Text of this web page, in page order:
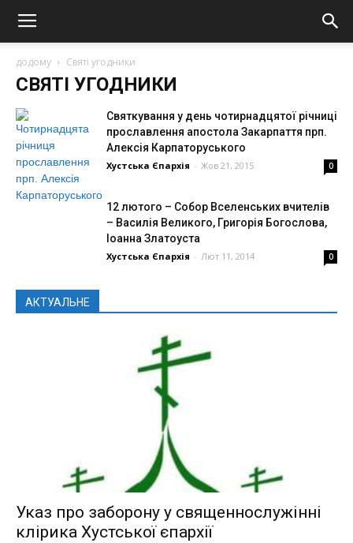
додому Святі угодники
СВЯТІ УГОДНИКИ
Святкування у день чотирнадцятої річниці
прославлення апостола Закарпаття прп.
Алексія Карпаторуського
Хустська Єпархія - Жов 21, 2015 0
12 лютого – Собор Вселенських вчителів
– Василія Великого, Григорія Богослова,
Іоанна Златоуста
Хустська Єпархія - Лют 11, 2014 0
АКТУАЛЬНЕ
Указ про заборону у священнослужінні
клірика Хустської єпархії